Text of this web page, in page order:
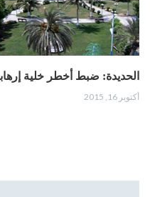
الحديدة: ضبط أخطر خلية
أكتوبر 16, 2015